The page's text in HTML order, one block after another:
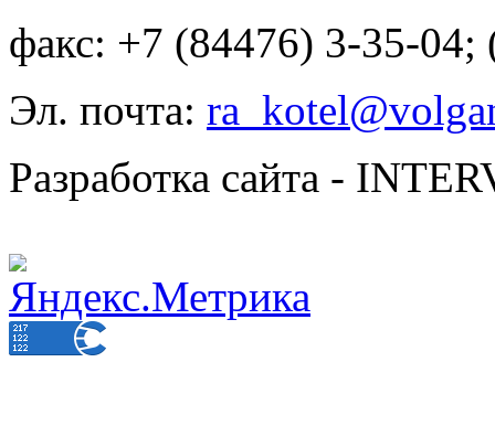
факс: +7 (84476) 3-35-04;
Эл. почта:
Разработка сайта -